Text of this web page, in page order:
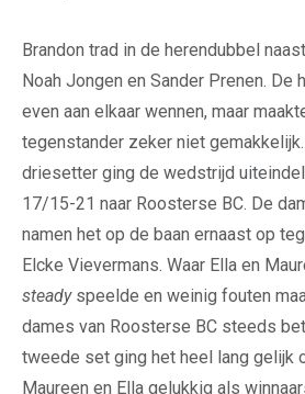
Brandon trad in de herendubbel
Noah Jongen en Sander Prenen. De
even aan elkaar wennen, maar
tegenstander zeker niet
driesetter ging de wedstrijd
17/15-21 naar Roosterse BC. De
namen het op de baan ernaast op
Elcke Vievermans. Waar Ella en
steadyspeelde en weinig fouten
dames van Roosterse BC steeds
tweede set ging het heel lang gelijk
Maureen en Ella gelukkig als